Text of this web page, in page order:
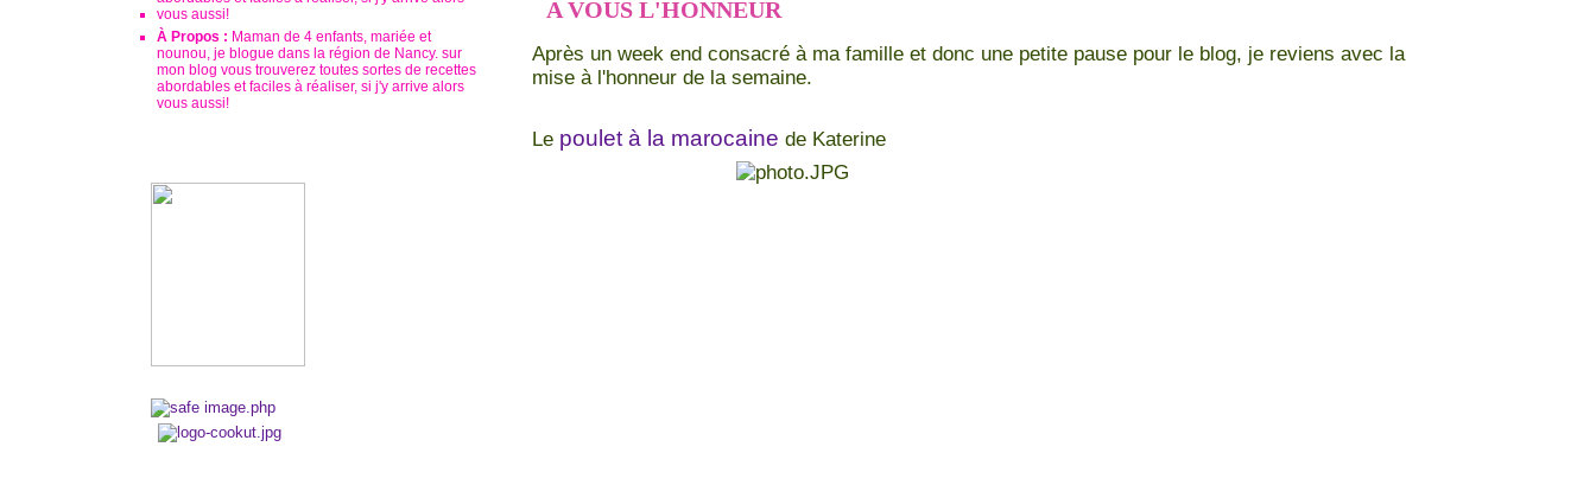
À Propos : Maman de 4 enfants, mariée et
nounou, je blogue dans la région de Nancy. sur
mon blog vous trouverez toutes sortes de recettes
abordables et faciles à réaliser, si j'y arrive alors
vous aussi!
A VOUS L'HONNEUR
Après un week end consacré à ma famille et donc une petite pause pour le blog, je reviens avec la
mise à l'honneur de la semaine.
Le poulet à la marocaine de Katerine